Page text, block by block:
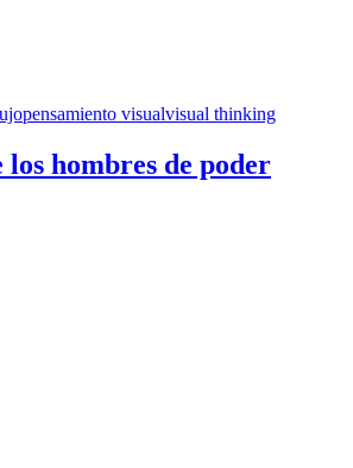
pensamiento visualvisual thinking
hombres de poder